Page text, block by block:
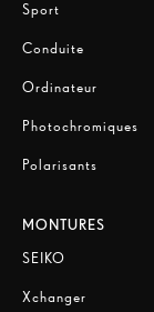
Sport
Conduite
Ordinateur
Photochromiques
Polarisants
MONTURES
SEIKO
Xchanger